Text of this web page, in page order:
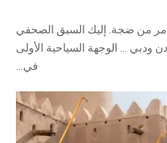
من ضجة. إليك السبق الصحفي
ودبي … الوجهة السياحية الأولى
في...